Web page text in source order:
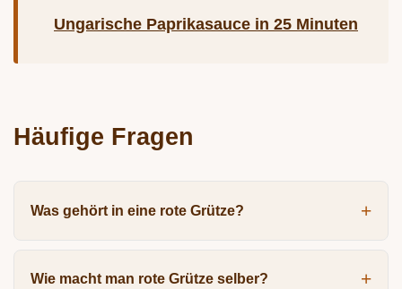
Ungarische Paprikasauce in 25 Minuten
Häufige Fragen
Was gehört in eine rote Grütze?
Wie macht man rote Grütze selber?